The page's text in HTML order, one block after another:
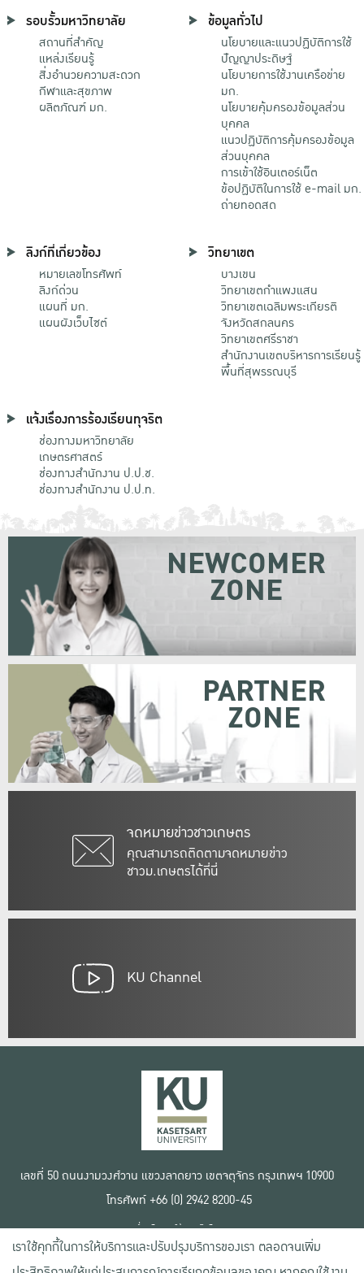
รอบรั้วมหาวิทยาลัย
สถานที่สำคัญ
แหล่งเรียนรู้
สิ่งอำนวยความสะดวก
กีฬาและสุขภาพ
ผลิตภัณฑ์ มก.
ข้อมูลทั่วไป
นโยบายและแนวปฏิบัติการใช้
ปัญญาประดิษฐ์
นโยบายการใช้งานเครือข่าย
มก.
นโยบายคุ้มครองข้อมูลส่วน
บุคคล
แนวปฏิบัติการคุ้มครองข้อมูล
ส่วนบุคคล
การเข้าใช้อินเตอร์เน็ต
ข้อปฏิบัติในการใช้ e-mail มก.
ถ่ายทอดสด
ลิงก์ที่เกี่ยวข้อง
หมายเลขโทรศัพท์
ลิงก์ด่วน
แผนที่ มก.
แผนผังเว็บไซต์
วิทยาเขต
บางเขน
วิทยาเขตกําแพงแสน
วิทยาเขตเฉลิมพระเกียรติ
จังหวัดสกลนคร
วิทยาเขตศรีราชา
สำนักงานเขตบริหารการเรียนรู้
พื้นที่สุพรรณบุรี
แจ้งเรื่องการร้องเรียนทุจริต
ช่องทางมหาวิทยาลัย
เกษตรศาสตร์
ช่องทางสำนักงาน ป.ป.ช.
ช่องทางสำนักงาน ป.ป.ท.
จดหมายข่าวชาวเกษตร
คุณสามารถติดตามจดหมายข่าว
ชาวม.เกษตรได้ที่นี่
NEWCOMER
ZONE
PARTNER
ZONE
KU Channel
เลขที่ 50 ถนนงามวงศ์วาน แขวงลาดยาว เขตจตุจักร กรุงเทพฯ 10900
โทรศัพท์ +66 (0) 2942 8200-45
เงื่อนไขการใช้งานเว็บไซต์
ข้อตกลงด้านสิทธิ์ใช้งาน
นโยบายความเป็นส่วนตัว
เราใช้คุกกี้ในการให้บริการและปรับปรุงบริการของเรา ตลอดจนเพิ่ม